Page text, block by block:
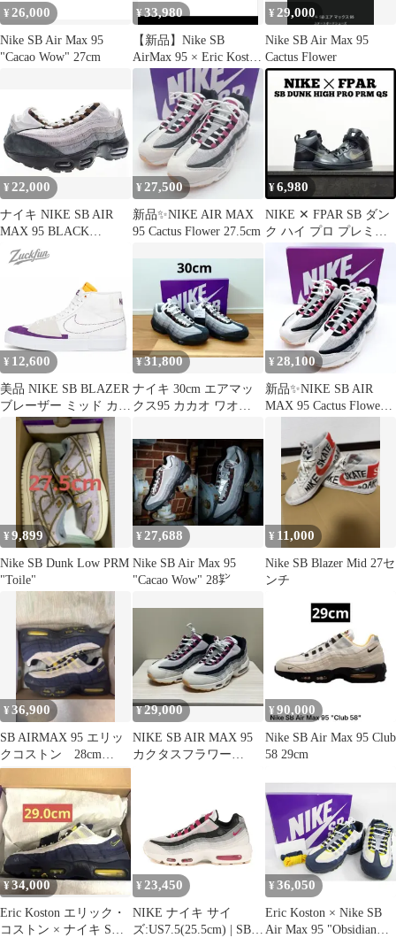
¥ 26,000
Nike SB Air Max 95
"Cacao Wow" 27cm
¥33,980
【新品】Nike SB
AirMax 95 × Eric Koston
26.0
¥ 29,000
Nike SB Air Max 95
Cactus Flower
¥ 22,000
ナイキ NIKE SB AIR
MAX 95 BLACK
CACAO WOW 27cm
HF7545-002 エア マッ
クス ブラック カカオ
ワオ 【ブランド古着ベ
クトル】【中古】
▲260523
¥27,500
新品✨NIKE AIR MAX
95 Cactus Flower 27.5cm
¥6,980
NIKE ✕ FPAR SB ダン
ク ハイ プロ プレミア
ム QS 28.5cm
¥ 12,600
美品 NIKE SB BLAZER
ブレーザー ミッド カッ
ト エッジ ホワイト パ
ープル 白 メンズ ナイ
キ スニーカー 28.5 cm
U07746
¥31,800
ナイキ 30cm エアマッ
クス95 カカオ ワオ
¥ 28,100
新品✨NIKE SB AIR
MAX 95 Cactus Flower
¥9,899
Nike SB Dunk Low PRM
"Toile"
¥ 27,688
Nike SB Air Max 95
"Cacao Wow" 28㌢
¥ 11,000
Nike SB Blazer Mid 27セ
ンチ
¥36,900
SB AIRMAX 95 エリッ
クコストン 28cm
US10 新品未
¥29,000
NIKE SB AIR MAX 95
カクタスフラワー
¥90,000
Nike SB Air Max 95 Club
58 29cm
¥34,000
Eric Koston エリック・
コストン × ナイキ SB
¥ 23,450
NIKE ナイキ サイ
ズ:US7.5(25.5cm) | SB
¥36,050
Eric Koston × Nike SB
Air Max 95 "Obsidian